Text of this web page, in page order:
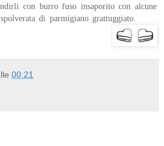
con burro fuso insaporito con alcune
di parmigiano grattuggiato.
00:21